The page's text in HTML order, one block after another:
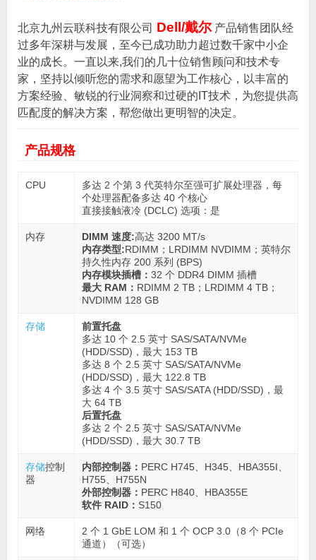
北京九州云联科技有限公司 Dell/戴尔 产品销售团队经
过多年深耕与发展，至今已成功助力超过数千家中小企
业的成长。一直以来,我们的几十位销售顾问和技术专
家，坚持以倾听您的需求和愿望为工作核心，以丰富的
方案经验、敏锐的行业洞察和过硬的IT技术，为您提供高
匹配度的解决方案，帮您做出更明智的决定。
产品规格
CPU
多达 2 个第 3 代英特尔至强可扩展处理器，每
个处理器配备多达 40 个核心
直接接触液冷 (DCLC) 选项：是
内存 DIMM 速度:高达 3200 MT/s
内存类型:RDIMM；LRDIMM NVDIMM；英特尔
持久性内存 200 系列 (BPS)
内存模块插槽： 32 个 DDR4 DIMM 插槽
最大 RAM： RDIMM 2 TB；LRDIMM 4 TB；
NVDIMM 128 GB
存储
前置托盘
多达 10 个 2.5 英寸 SAS/SATA/NVMe
(HDD/SSD)，最大 153 TB
多达 8 个 2.5 英寸 SAS/SATA/NVMe
(HDD/SSD)，最大 122.8 TB
多达 4 个 3.5 英寸 SAS/SATA (HDD/SSD)，最
大 64 TB
后置托盘
多达 2 个 2.5 英寸 SAS/SATA/NVMe
(HDD/SSD)，最大 30.7 TB
存储控制
器
内部控制器： PERC H745、H345、HBA355I、
H755、H755N
外部控制器： PERC H840、HBA355E
软件 RAID： S150
网络
2 个 1 GbE LOM 和 1 个 OCP 3.0（8 个 PCIe
通道）（可选）